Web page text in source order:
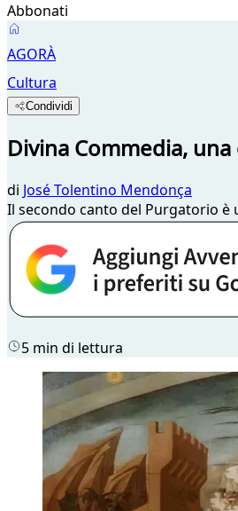
Abbonati
AGORÀ
Cultura
Condividi
Divina Commedia,
di José Tolentino Mendonça
Il secondo canto del Purgatorio è
5 min di lettura